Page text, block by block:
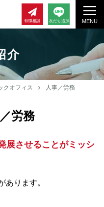
MENU
転職相談 友だち追加
介
クオフィス 人事／労務
労務
展させることがミッシ
あります。